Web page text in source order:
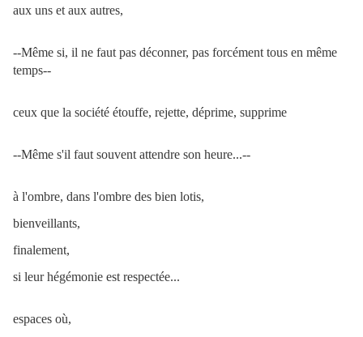
aux uns et aux autres,
--Même si, il ne faut pas déconner, pas forcément tous en même
temps--
ceux que la société étouffe, rejette, déprime, supprime
--Même s'il faut souvent attendre son heure...--
à l'ombre, dans l'ombre des bien lotis,
bienveillants,
finalement,
si leur hégémonie est respectée...
espaces où,